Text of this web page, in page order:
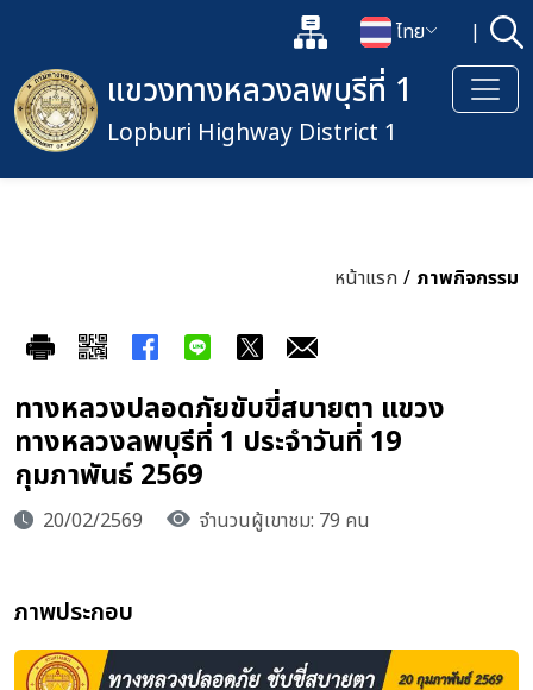
แผนผังเว็บไซต์
เปลี่ยนภาษา
ไทย | ค้
เปิดกล่องค้นหาข้อมูลหลักของเ
แขวงทางหลวงลพบุรีที่ 1
Lopburi Highway District 1
หน้าแรก / ภาพกิจกรรม
ทางหลวงปลอดภัยขับขี่สบายตา แขวง
ทางหลวงลพบุรีที่ 1 ประจำวันที่ 19
กุมภาพันธ์ 2569
20/02/2569 จำนวนผู้เขาชม: 79 คน
ภาพประกอบ